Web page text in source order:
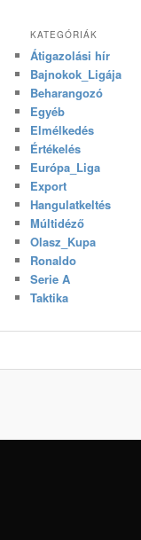
KATEGÓRIÁK
Átigazolási hír
Bajnokok_Ligája
Beharangozó
Egyéb
Elmélkedés
Értékelés
Európa_Liga
Export
Hangulatkeltés
Múltidéző
Olasz_Kupa
Ronaldo
Serie A
Taktika